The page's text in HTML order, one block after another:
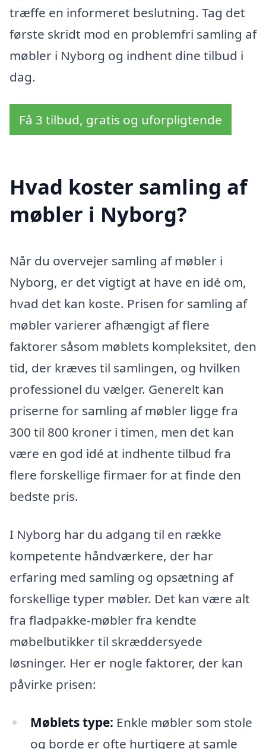
træffe en informeret beslutning. Tag det
første skridt mod en problemfri samling af
møbler i Nyborg og indhent dine tilbud i
dag.
Få 3 tilbud, gratis og uforpligtende
Hvad koster samling af
møbler i Nyborg?
Når du overvejer samling af møbler i
Nyborg, er det vigtigt at have en idé om,
hvad det kan koste. Prisen for samling af
møbler varierer afhængigt af flere
faktorer såsom møblets kompleksitet, den
tid, der kræves til samlingen, og hvilken
professionel du vælger. Generelt kan
priserne for samling af møbler ligge fra
300 til 800 kroner i timen, men det kan
være en god idé at indhente tilbud fra
flere forskellige firmaer for at finde den
bedste pris.
I Nyborg har du adgang til en række
kompetente håndværkere, der har
erfaring med samling og opsætning af
forskellige typer møbler. Det kan være alt
fra fladpakke-møbler fra kendte
møbelbutikker til skræddersyede
løsninger. Her er nogle faktorer, der kan
påvirke prisen:
Møblets type: Enkle møbler som stole
og borde er ofte hurtigere at samle